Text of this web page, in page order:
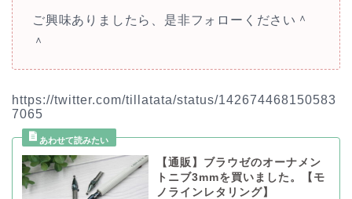
ご興味ありましたら、是非フォローください＾
＾
https://twitter.com/tillatata/status/142674468150583
7065
【通販】ブラウゼのオーナメン
トニブ3mmを買いました。【モ
ノラインレタリング】